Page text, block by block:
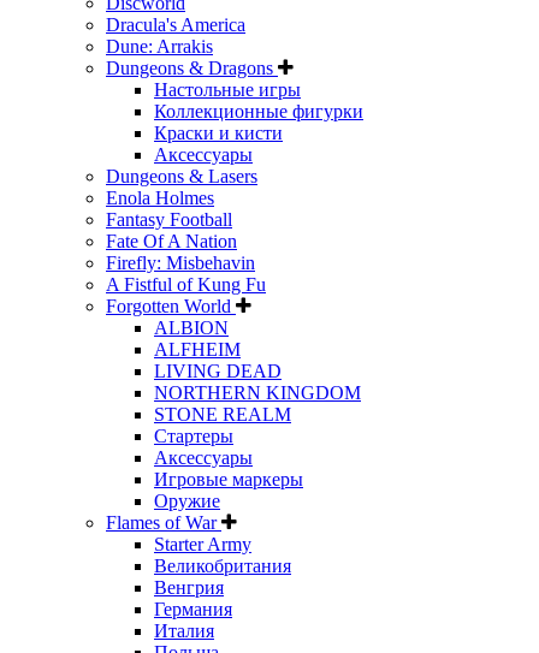
Dracula's America
Dune: Arrakis
Dungeons & Dragons
Настольные игры
Коллекционные фигурки
Краски и кисти
Аксессуары
Dungeons & Lasers
Enola Holmes
Fantasy Football
Fate Of A Nation
Firefly: Misbehavin
A Fistful of Kung Fu
Forgotten World
ALBION
ALFHEIM
LIVING DEAD
NORTHERN KINGDOM
STONE REALM
Стартеры
Аксессуары
Игровые маркеры
Оружие
Flames of War
Starter Army
Великобритания
Венгрия
Германия
Италия